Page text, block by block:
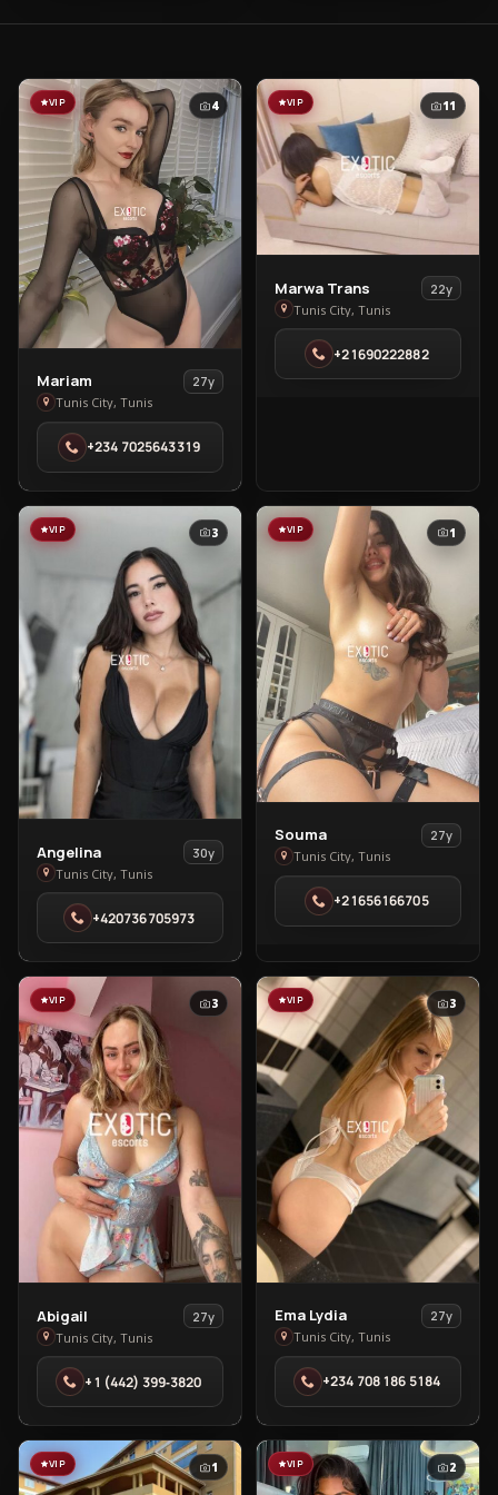
VIP 4
View
Mariam
in
Tunis
City
Mariam
27y
Tunis City, Tunis
‪+234 7025643319
VIP 11
View
Marwa
Trans
Tunis
Marwa Trans
22y
Tunis City, Tunis
+21690222882
VIP 3
View
Angelina
in
Tunis
City
Angelina
30y
Tunis City, Tunis
‪+420736705973‬
VIP 1
View
Souma
in
Tunis
City
Souma
27y
Tunis City, Tunis
+21656166705
VIP 3
View
Abigail
in
Tunis
City
Abigail
27y
Tunis City, Tunis
‪+1 (442) 399‑3820‬
VIP 3
View
Ema
Lydia
Tunis
City
Ema Lydia
27y
Tunis City, Tunis
+234 708 186 5184‬
VIP 1 VIP 2